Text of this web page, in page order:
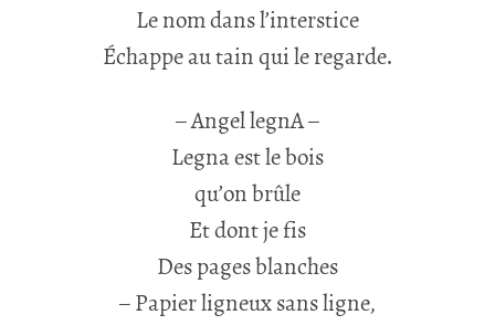
Le nom dans l’interstice
Échappe au tain qui le regarde.
– Angel legnA –
Legna est le bois
qu’on brûle
Et dont je fis
Des pages blanches
– Papier ligneux sans ligne,